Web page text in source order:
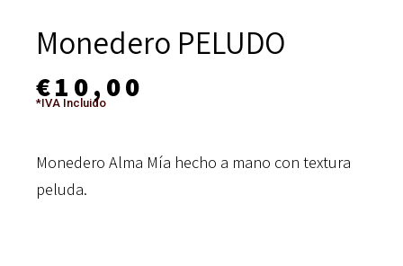
Monedero PELUDO
€10,00
*IVA Incluido
Monedero Alma Mía hecho a mano con textura
peluda.